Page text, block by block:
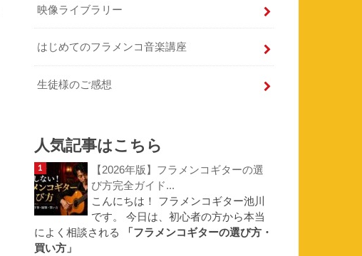
映像ライブラリー
はじめてのフラメンコ音楽講座
生徒様のご感想
人気記事はこちら
【2026年版】フラメンコギターの選
び方完全ガイド...
こんにちは！ フラメンコギター池川
です。 今日は、初心者の方から本当
によく相談される
「フラメンコギターの選び方・
買い方」